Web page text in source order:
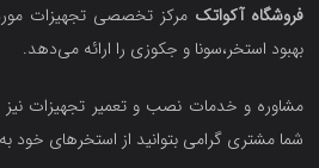
فروشگاه آکواتک مرکز تخصصی تجهیزات
بهبود استخر،سونا و جکوزی را ارائه می‌دهد.
مشاوره و خدمات نصب و تعمیر تجهیزات نیز
شما مشتری گرامی بتوانید از استخرهای خود